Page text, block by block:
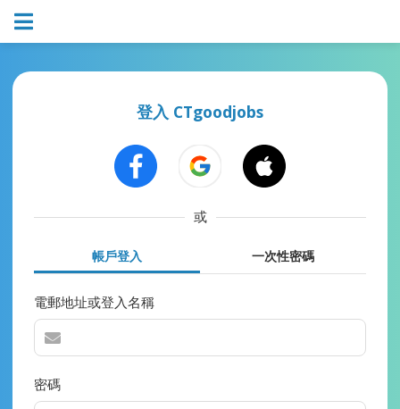
登入 CTgoodjobs
或
帳戶登入 一次性密碼
電郵地址或登入名稱
密碼